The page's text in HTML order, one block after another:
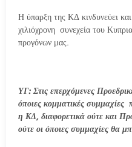
Η ύπαρξη της ΚΔ κινδυνεύει και
χιλιόχρονη συνεχεία του
προγόνων μας.
ΥΓ: Στις επερχόμενες
όποιες κομματικές συμμαχίες
η ΚΔ, διαφορετικά ούτε και
ούτε οι όποιες συμμαχίες θα